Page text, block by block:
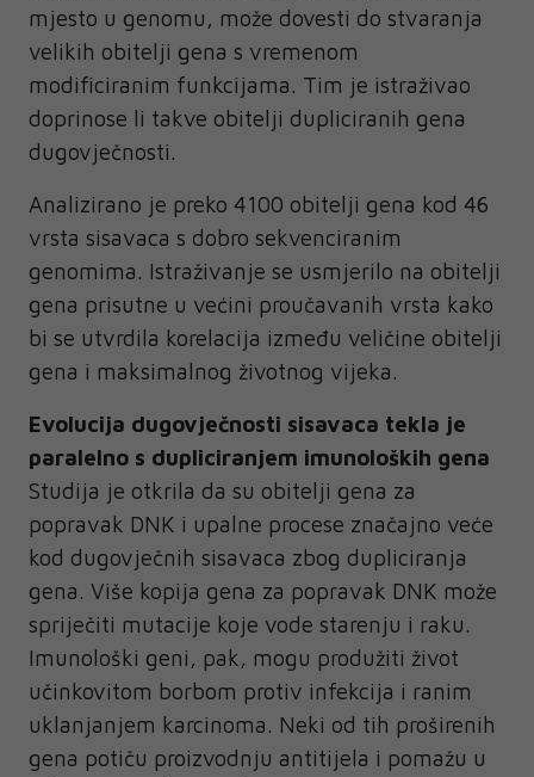
mjesto u genomu, može dovesti do stvaranja
velikih obitelji gena s vremenom
modificiranim funkcijama. Tim je istraživao
doprinose li takve obitelji dupliciranih gena
dugovječnosti.
Analizirano je preko 4100 obitelji gena kod 46
vrsta sisavaca s dobro sekvenciranim
genomima. Istraživanje se usmjerilo na obitelji
gena prisutne u većini proučavanih vrsta kako
bi se utvrdila korelacija između veličine obitelji
gena i maksimalnog životnog vijeka.
Evolucija dugovječnosti sisavaca tekla je
paralelno s dupliciranjem imunoloških gena
Studija je otkrila da su obitelji gena za
popravak DNK i upalne procese značajno veće
kod dugovječnih sisavaca zbog dupliciranja
gena. Više kopija gena za popravak DNK može
spriječiti mutacije koje vode starenju i raku.
Imunološki geni, pak, mogu produžiti život
učinkovitom borbom protiv infekcija i ranim
uklanjanjem karcinoma. Neki od tih proširenih
gena potiču proizvodnju antitijela i pomažu u